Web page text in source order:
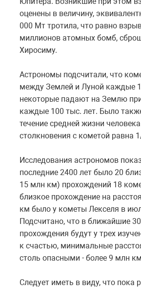
оценены в величину,
000 Мт тротила, что равно
миллионов атомных бомб,
Хиросиму.
Астрономы подсчитали, что
между Землей и Луной каждые
некоторые падают на Землю
каждые 100 тыс. лет. Было
течение средней жизни
столкновения с кометой равна
Исследования астрономов
последние 2400 лет было 20
15 млн км) прохождений 18
близкое прохождение на
км было у кометы Лекселя в
Подсчитано, что в ближайшие
прохождения будут у трех
к счастью, минимальные
столь опасными - более 9 млн
Следует иметь в виду, что пока